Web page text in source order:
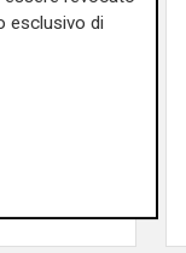
esclusivo di